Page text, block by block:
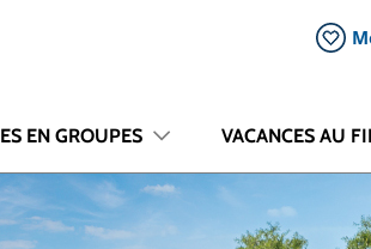
EN GROUPES VACANCES AU